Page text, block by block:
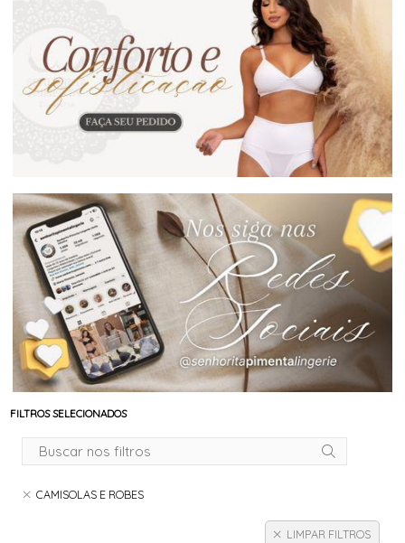
FILTROS SELECIONADOS
CAMISOLAS E ROBES
LIMPAR FILTROS